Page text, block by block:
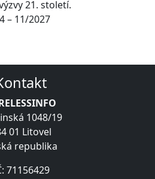
21. století.
– 11/2027
1048/19
01 Litovel
republika
71156429